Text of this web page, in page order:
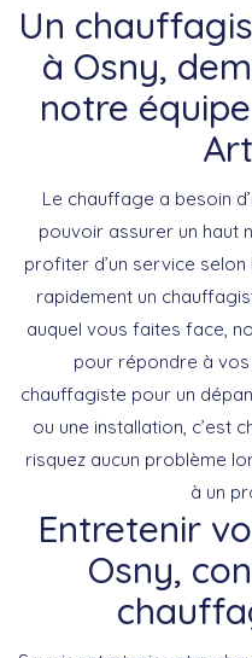
Un
à Osny,
notre
Le chauffage a besoin
pouvoir assurer un haut
profiter d’un service
rapidement un
auquel vous faites face,
pour répondre à
chauffagiste pour un
ou une installation, c’est
risquez aucun problème
à un
Entretenir
Osny,